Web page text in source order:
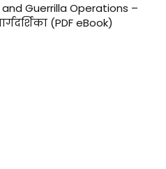
Guerrilla Operations –
(PDF eBook)